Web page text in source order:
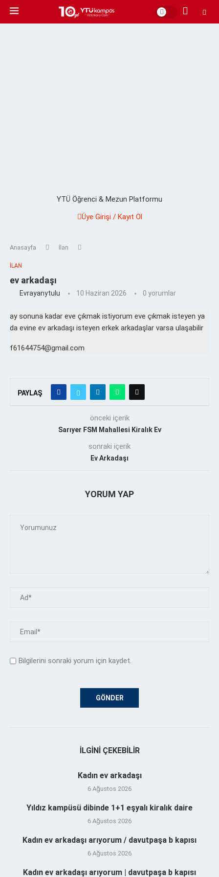
YTÜ Öğrenci & Mezun Platformu
Üye Girişi / Kayıt Ol
Anasayfa İlan
İLAN
ev arkadaşı
Evrayanytulu 10 Haziran 2026 0 yorumlar
ay sonuna kadar eve çıkmak istiyorum eve çıkmak isteyen ya
da evine ev arkadaşı isteyen erkek arkadaşlar varsa ulaşabilir
f61644754@gmail.com
PAYLAŞ
önceki içerik
Sarıyer FSM Mahallesi Kiralık Ev
sonraki içerik
Ev Arkadaşı
YORUM YAP
Bilgilerini sonraki yorum için kaydet.
İLGINI ÇEKEBILIR
Kadın ev arkadaşı
6 Ağustos 2026
Yıldız kampüsü dibinde 1+1 eşyalı kiralık daire
6 Ağustos 2026
Kadın ev arkadaşı arıyorum / davutpaşa b kapısı
6 Ağustos 2026
Kadın ev arkadaşı arıyorum | davutpaşa b kapısı